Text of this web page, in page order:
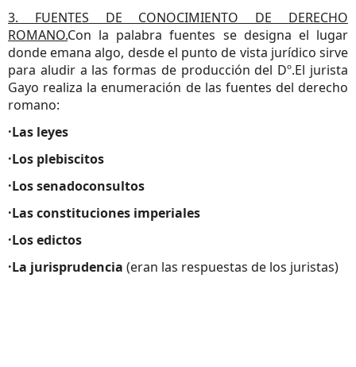
3. FUENTES DE CONOCIMIENTO DE DERECHO
ROMANO.Con la palabra fuentes se designa el lugar
donde emana algo, desde el punto de vista jurídico sirve
para aludir a las formas de producción del Dº.El jurista
Gayo realiza la enumeración de las fuentes del derecho
romano:
·Las leyes
·Los plebiscitos
·Los senadoconsultos
·Las constituciones imperiales
·Los edictos
·La jurisprudencia (eran las respuestas de los juristas)